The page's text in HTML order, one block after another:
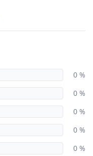
0 %
0 %
0 %
0 %
0 %